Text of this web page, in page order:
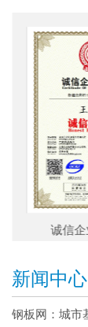
诚信
新闻中心
钢板网：城
框架网护栏：
铁艺围墙栅栏
边框护栏网：
球场围栏网
新疆金邦伟
钢板网：城市
框架网护栏：